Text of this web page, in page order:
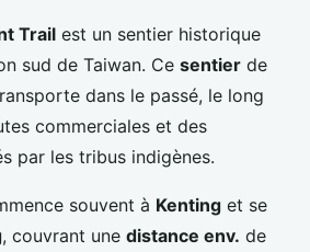
Trail est un sentier historique
sud de Taiwan. Ce sentier de
dans le passé, le long
commerciales et des
par les tribus indigènes.
souvent à Kenting et se
, couvrant une distance env. de